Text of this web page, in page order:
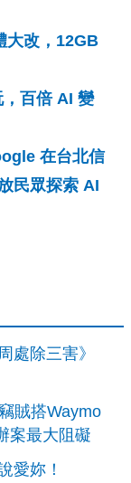
大改，12GB
百倍 AI 變
在台北信
民眾探索 AI
處除三害》
賊搭Waymo
案最大阻礙
愛妳！